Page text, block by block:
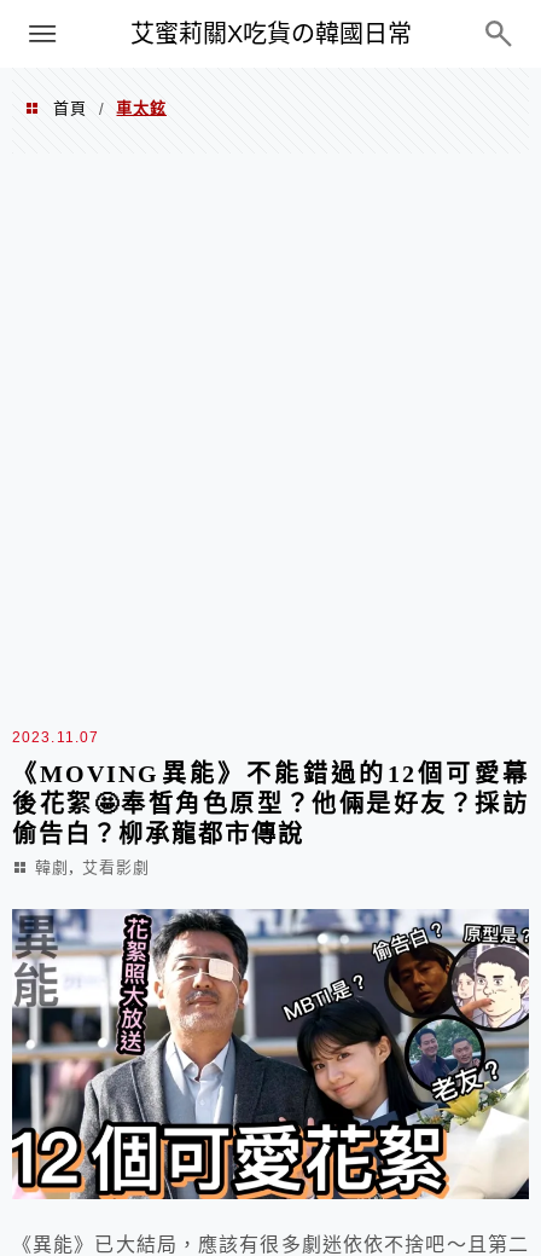
艾蜜莉關X吃貨の韓國日常
PXN
首頁 / 車太鉉
2023.11.07
《MOVING異能》不能錯過的12個可愛幕
後花絮🤩奉皙角色原型？他倆是好友？採訪
偷告白？柳承龍都市傳說
韓劇 , 艾看影劇
《異能》已大結局，應該有很多劇迷依依不捨吧～且第二